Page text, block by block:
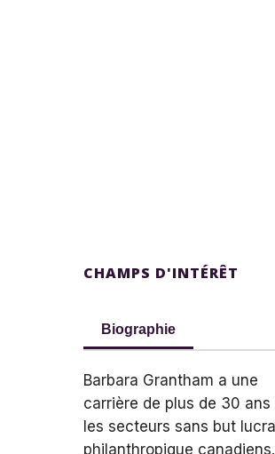
CHAMPS D'INTÉRÊT
Biographie
Barbara Grantham a une
carrière de plus de 30 ans
les secteurs sans but
philanthropique